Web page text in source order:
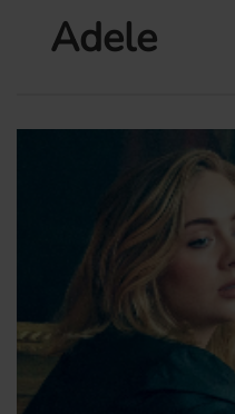
Adele